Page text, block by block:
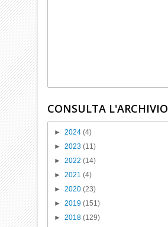
CONSULTA L'ARCHIVIO
►2024(4)
►2023(11)
►2022(14)
►2021(4)
►2020(23)
►2019(151)
►2018(129)